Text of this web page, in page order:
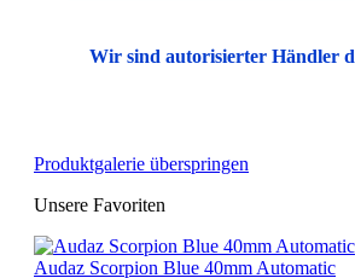
Wir sind autorisierter Händler
Produktgalerie überspringen
Unsere Favoriten
Audaz Scorpion Blue 40mm Automatic